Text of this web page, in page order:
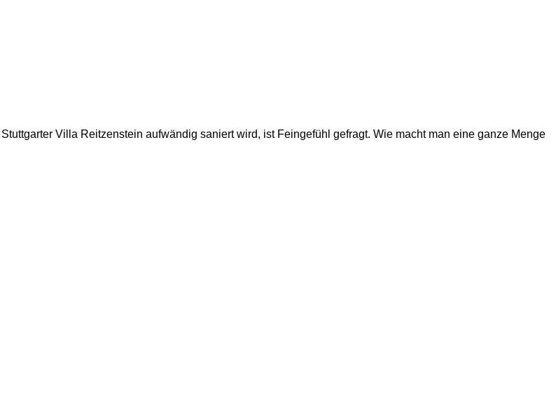
Villa Reitzenstein aufwändig saniert wird, ist Feingefühl gefragt. Wie macht man eine ganze Menge